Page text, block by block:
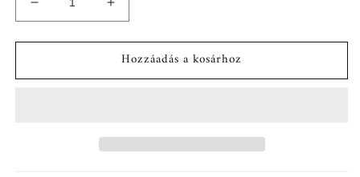
Esther
mini
virágos
hajdrót
Esther
mini
virágos
hajdísz,
hajdrót
Hozzáadás a kosárhoz